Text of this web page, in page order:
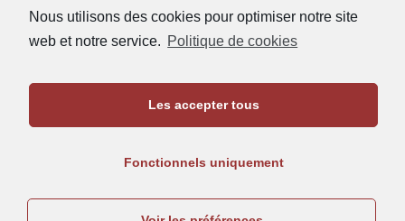
Nous utilisons des cookies pour optimiser notre site
web et notre service. Politique de cookies
Les accepter tous
Fonctionnels uniquement
Politique de cookies (UE)
Maison de l'Archéologie
05.57.12.45.63